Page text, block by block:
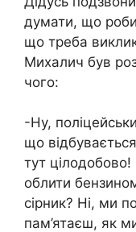
думати, що
що треба
Михалич був
чого:
-Ну,
що
тут цілодобово!
облити
сірник? Ні, ми
пам’ятаєш, як